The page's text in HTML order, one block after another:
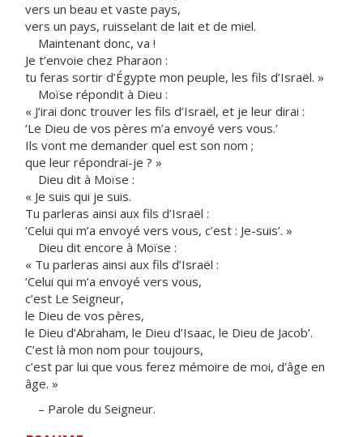
vers un beau et vaste pays,
vers un pays, ruisselant de lait et de miel.
Maintenant donc, va !
Je t’envoie chez Pharaon :
tu feras sortir d’Égypte mon peuple, les fils d’Israël. »
Moïse répondit à Dieu :
« J’irai donc trouver les fils d’Israël, et je leur dirai :
‘Le Dieu de vos pères m’a envoyé vers vous.’
Ils vont me demander quel est son nom ;
que leur répondrai-je ? »
Dieu dit à Moïse :
« Je suis qui je suis.
Tu parleras ainsi aux fils d’Israël :
‘Celui qui m’a envoyé vers vous, c’est : Je-suis’. »
Dieu dit encore à Moïse :
« Tu parleras ainsi aux fils d’Israël :
‘Celui qui m’a envoyé vers vous,
c’est Le Seigneur,
le Dieu de vos pères,
le Dieu d’Abraham, le Dieu d’Isaac, le Dieu de Jacob’.
C’est là mon nom pour toujours,
c’est par lui que vous ferez mémoire de moi, d’âge en
âge. »
– Parole du Seigneur.